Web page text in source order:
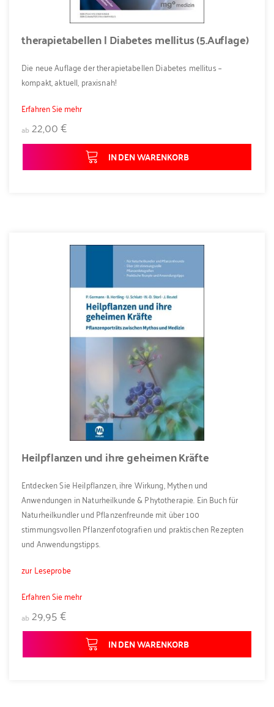
therapietabellen | Diabetes mellitus (5.Auflage)
Die neue Auflage der therapietabellen Diabetes mellitus –
kompakt, aktuell, praxisnah!
Erfahren Sie mehr
ab22,00 €
IN DEN WARENKORB
Heilpflanzen und ihre geheimen Kräfte
Entdecken Sie Heilpflanzen, ihre Wirkung, Mythen und
Anwendungen in Naturheilkunde & Phytotherapie. Ein Buch für
Naturheilkundler und Pflanzenfreunde mit über 100
stimmungsvollen Pflanzenfotografien und praktischen Rezepten
und Anwendungstipps.
zur Leseprobe
Erfahren Sie mehr
ab29,95 €
IN DEN WARENKORB